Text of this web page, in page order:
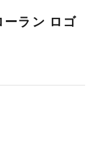
ラン ロゴ